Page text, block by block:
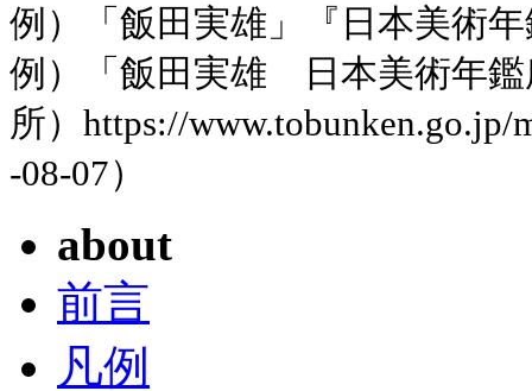
例）「飯田実雄」『日本美術
例）「飯田実雄 日本美術年鑑
所）https://
-08-07）
about
前言
凡例